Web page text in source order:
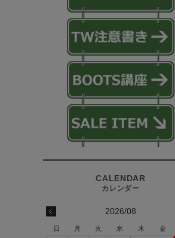
2026/08
日 月 火 水 木 金